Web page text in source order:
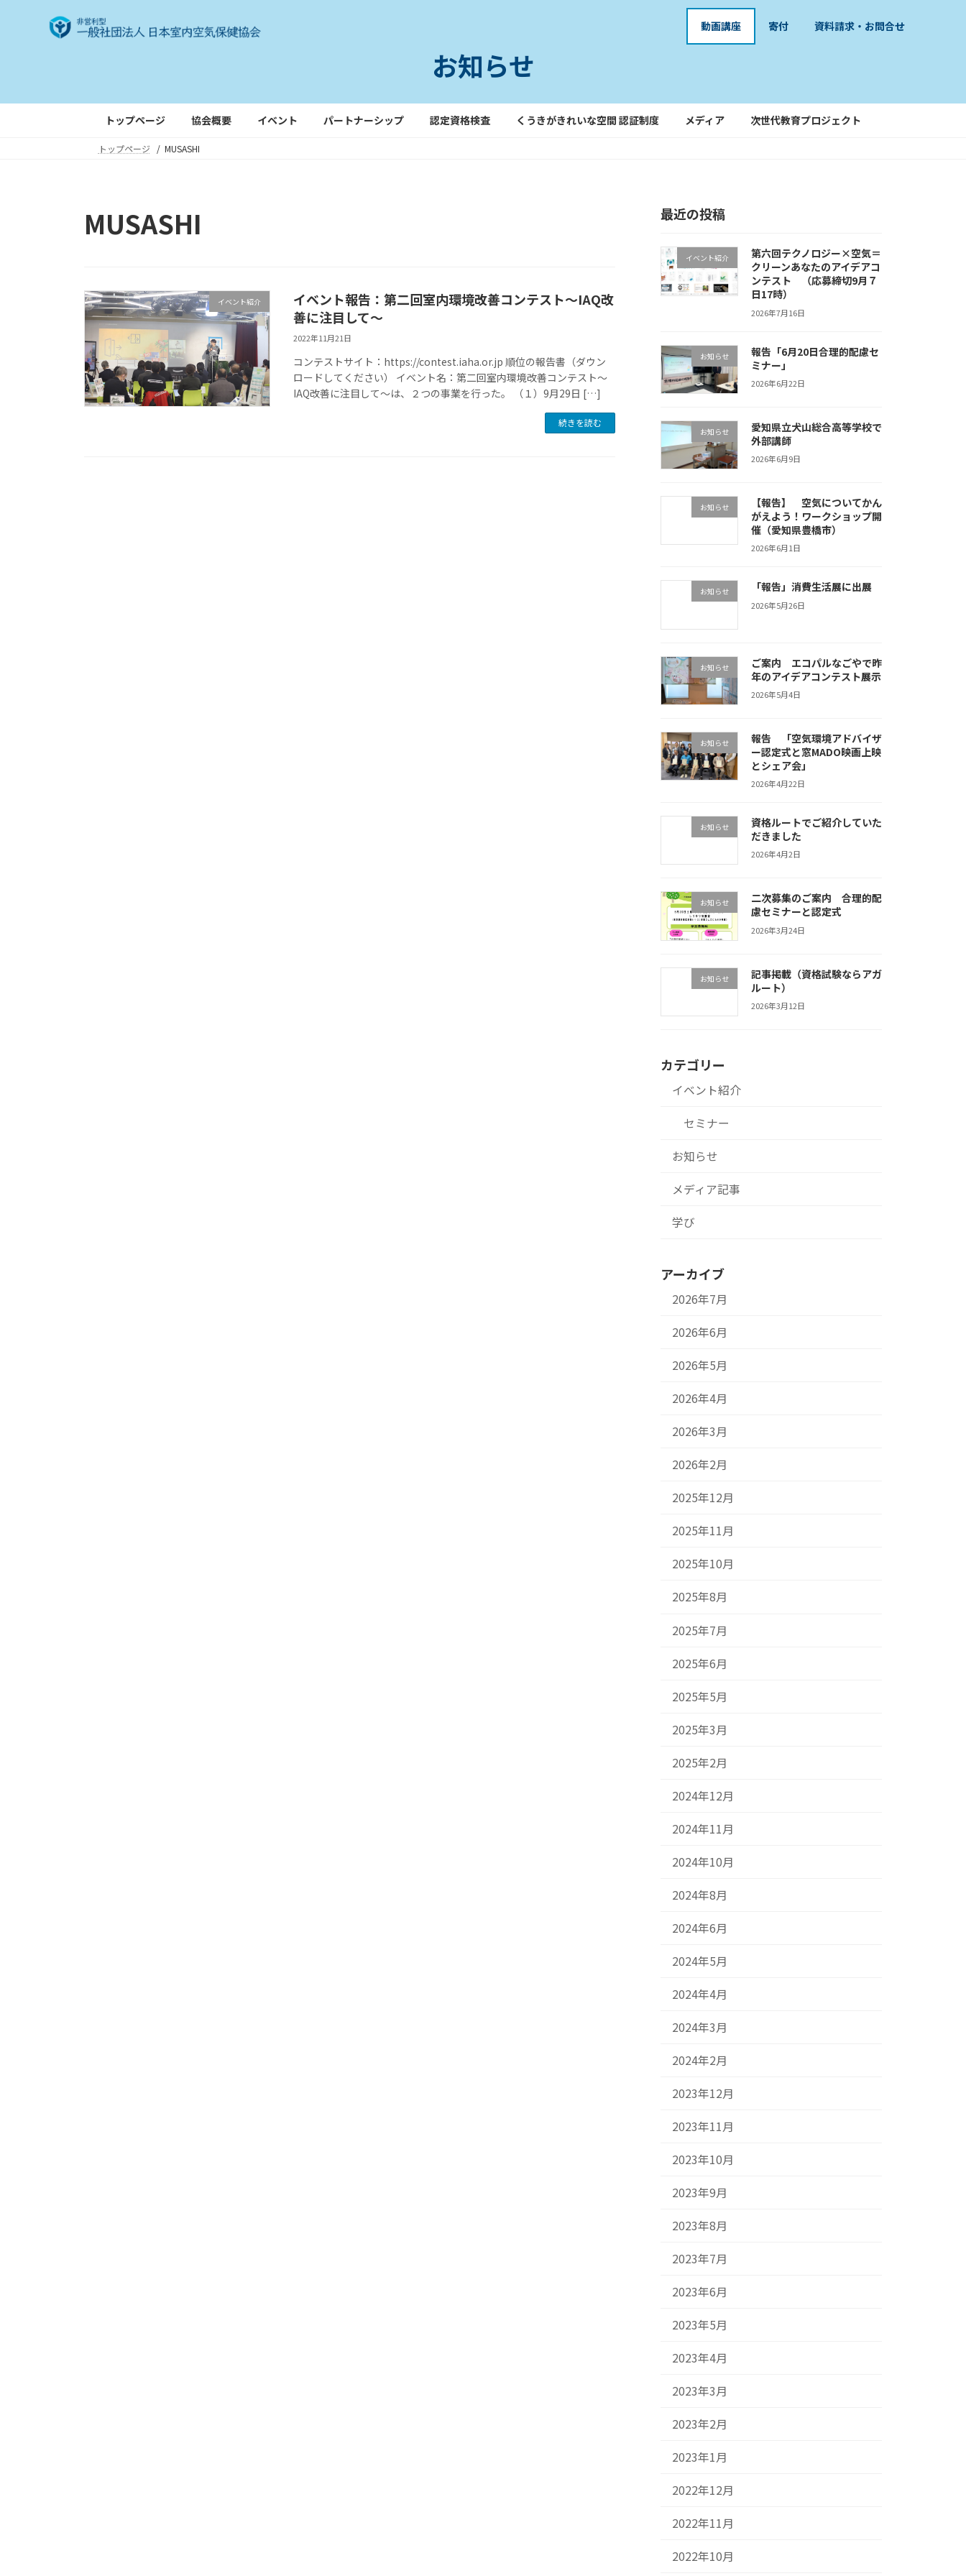
へ
ョ
動画講座 寄付 資料請求・お問合せ
お知らせ
トップページ 協会概要 イベント パートナーシップ 認定資格検査 くうきがきれいな空間 認証制度 メディア 次世代教育プロジェクト
トップページ MUSASHI
MUSASHI
イベント紹介
イベント報告：第二回室内環境改善コンテスト～IAQ改
善に注目して～
2022年11月21日
コンテストサイト：https://contest.iaha.or.jp 順位の報告書（ダウン
ロードしてください） イベント名：第二回室内環境改善コンテスト～
IAQ改善に注目して～は、２つの事業を行った。 （１）9月29日 […]
続きを読む
最近の投稿
イベント紹介
第六回テクノロジー×空気＝
クリーンあなたのアイデアコ
ンテスト （応募締切9月７
日17時）
2026年7月16日
お知らせ
報告「6月20日合理的配慮セ
ミナー」
2026年6月22日
お知らせ
愛知県立犬山総合高等学校で
外部講師
2026年6月9日
お知らせ
【報告】 空気についてかん
がえよう！ワークショップ開
催（愛知県豊橋市）
2026年6月1日
お知らせ 「報告」消費生活展に出展
2026年5月26日
お知らせ
ご案内 エコパルなごやで昨
年のアイデアコンテスト展示
2026年5月4日
お知らせ
報告 「空気環境アドバイザ
ー認定式と窓MADO映画上映
とシェア会」
2026年4月22日
お知らせ
資格ルートでご紹介していた
だきました
2026年4月2日
お知らせ
二次募集のご案内 合理的配
慮セミナーと認定式
2026年3月24日
お知らせ
記事掲載（資格試験ならアガ
ルート）
2026年3月12日
カテゴリー
イベント紹介
セミナー
お知らせ
メディア記事
学び
アーカイブ
2026年7月
2026年6月
2026年5月
2026年4月
2026年3月
2026年2月
2025年12月
2025年11月
2025年10月
2025年8月
2025年7月
2025年6月
2025年5月
2025年3月
2025年2月
2024年12月
2024年11月
2024年10月
2024年8月
2024年6月
2024年5月
2024年4月
2024年3月
2024年2月
2023年12月
2023年11月
2023年10月
2023年9月
2023年8月
2023年7月
2023年6月
2023年5月
2023年4月
2023年3月
2023年2月
2023年1月
2022年12月
2022年11月
2022年10月